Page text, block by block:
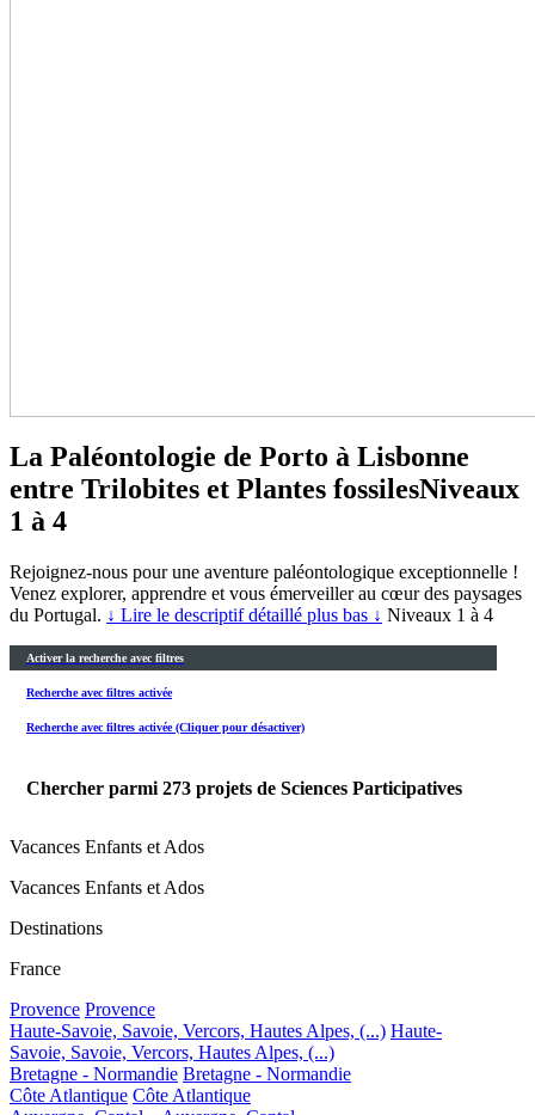
La Paléontologie de Porto à Lisbonne
entre Trilobites et Plantes fossilesNiveaux
1 à 4
Rejoignez-nous pour une aventure paléontologique exceptionnelle !
Venez explorer, apprendre et vous émerveiller au cœur des paysages
du Portugal. ↓ Lire le descriptif détaillé plus bas ↓ Niveaux 1 à 4
Activer la recherche avec filtres
Recherche avec filtres activée
Recherche avec filtres activée (Cliquer pour désactiver)
Chercher parmi 273 projets de Sciences Participatives
Vacances Enfants et Ados
Vacances Enfants et Ados
Destinations
France
Provence Provence
Haute-Savoie, Savoie, Vercors, Hautes Alpes, (...) Haute-
Savoie, Savoie, Vercors, Hautes Alpes, (...)
Bretagne - Normandie Bretagne - Normandie
Côte Atlantique Côte Atlantique